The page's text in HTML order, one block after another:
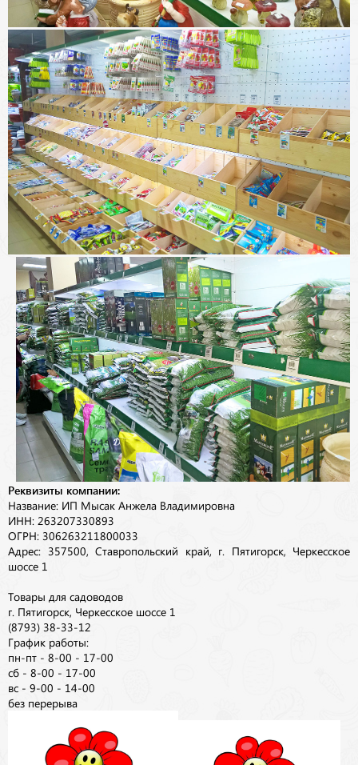
Реквизиты компании:
Название: ИП Мысак Анжела Владимировна
ИНН: 263207330893
ОГРН: 306263211800033
Адрес: 357500, Ставропольский край, г. Пятигорск, Черкесское
шоссе 1
Товары для садоводов
г. Пятигорск, Черкесское шоссе 1
(8793) 38-33-12
График работы:
пн-пт - 8-00 - 17-00
сб - 8-00 - 17-00
вс - 9-00 - 14-00
без перерыва